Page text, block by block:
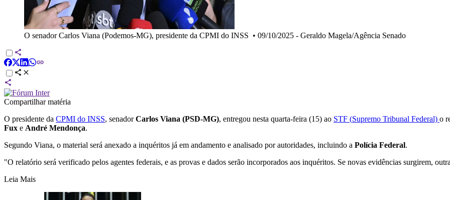
O senador Carlos Viana (Podemos-MG), presidente da CPMI do INSS • 09/10/2025 - Geraldo Magela/Agência Senado
Compartilhar matéria
O presidente da CPMI do INSS, senadorCarlos Viana (PSD-MG), entregou nesta quarta-feira (15) ao STF (Supremo Tribunal Federal) o
Fux e André Mendonça.
Segundo Viana, o material será anexado a inquéritos já em andamento e analisado por autoridades, incluindo a Polícia Federal.
"O relatório será verificado pelos agentes federais, e as provas e dados serão incorporados aos inquéritos. Se novas evidências surgirem,
Leia Mais